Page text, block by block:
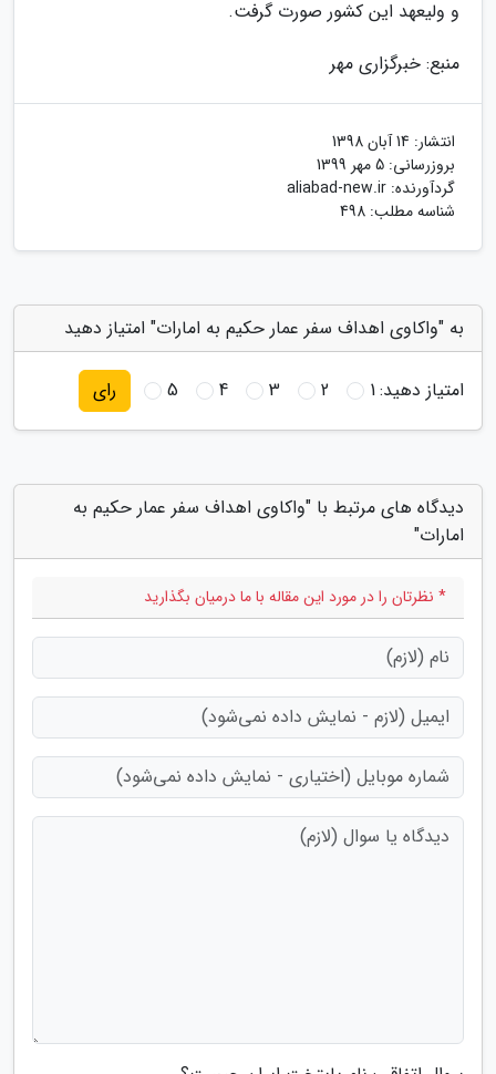
و ولیعهد این کشور صورت گرفت.
منبع: خبرگزاری مهر
انتشار: 14 آبان 1398
بروزرسانی: 5 مهر 1399
گردآورنده: aliabad-new.ir
شناسه مطلب: 498
به "واکاوی اهداف سفر عمار حکیم به امارات" امتیاز دهید
امتیاز دهید:1
2
3
4
5 رای
دیدگاه های مرتبط با "واکاوی اهداف سفر عمار حکیم به
امارات"
* نظرتان را در مورد این مقاله با ما درمیان بگذارید